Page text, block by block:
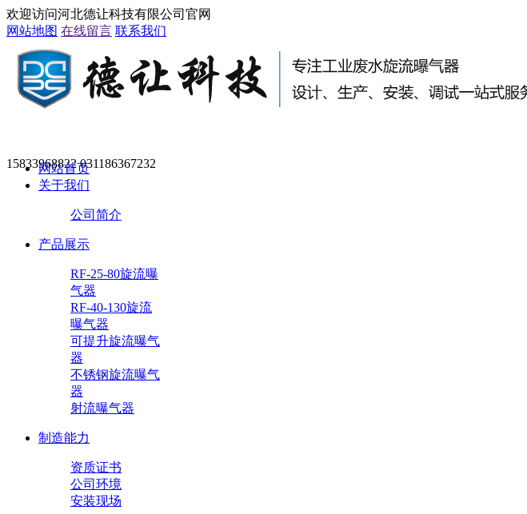
欢迎访问河北德让科技有限公司官网
网站地图 在线留言 联系我们
15833968822 031186367232
网站首页
关于我们
公司简介
产品展示
RF-25-80旋流曝
气器
RF-40-130旋流
曝气器
可提升旋流曝气
器
不锈钢旋流曝气
器
射流曝气器
制造能力
资质证书
公司环境
安装现场